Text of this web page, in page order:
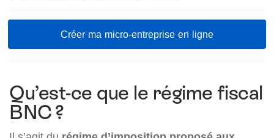
Créer ma micro-entreprise en ligne
Qu’est-ce que le régime fiscal
BNC ?